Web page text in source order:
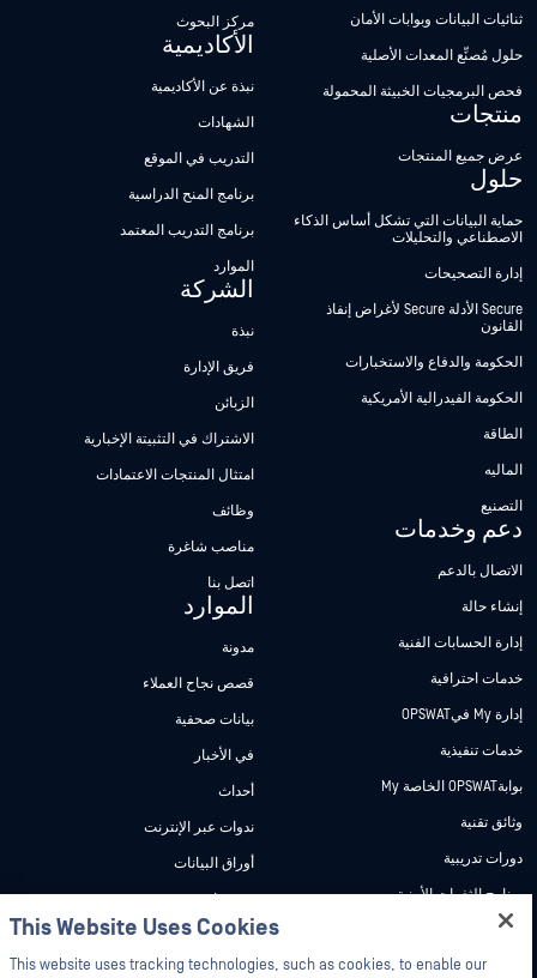
ثنائيات البيانات وبوابات الأمان
حلول مُصنِّع المعدات الأصلية
فحص البرمجيات الخبيثة المحمولة
منتجات
عرض جميع المنتجات
حلول
حماية البيانات التي تشكل أساس الذكاء
الاصطناعي والتحليلات
إدارة التصحيحات
Secure الأدلة Secure لأغراض إنفاذ
القانون
الحكومة والدفاع والاستخبارات
الحكومة الفيدرالية الأمريكية
الطاقة
الماليه
التصنيع
دعم وخدمات
الاتصال بالدعم
إنشاء حالة
إدارة الحسابات الفنية
خدمات احترافية
إدارة My فيOPSWAT
خدمات تنفيذية
بوابةOPSWAT الخاصة My
وثائق تقنية
دورات تدريبية
برنامج الثغرات الأمنية
الشركاء
شهادات
مركز البحوث
الأكاديمية
نبذة عن الأكاديمية
الشهادات
التدريب في الموقع
برنامج المنح الدراسية
برنامج التدريب المعتمد
الموارد
الشركة
نبذة
فريق الإدارة
الزبائن
الاشتراك في التثبيتة الإخبارية
امتثال المنتجات الاعتمادات
وظائف
مناصب شاغرة
اتصل بنا
الموارد
مدونة
قصص نجاح العملاء
بيانات صحفية
في الأخبار
أحداث
ندوات عبر الإنترنت
أوراق البيانات
مستندات تقنية
أدوات مجانية
This Website Uses Cookies
This website uses tracking technologies, such as cookies, to enable our
Hey there!
I'm Ozzy, your OPSWAT virtual assistant.